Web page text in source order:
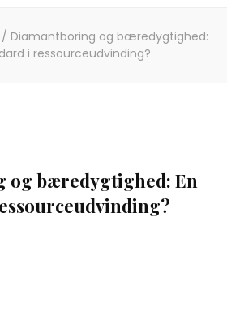
/ Diamantboring og bæredygtighed:
i ressourceudvinding?
og bæredygtighed: En